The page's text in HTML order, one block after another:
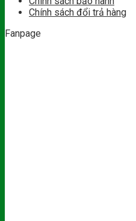
Chính sách đổi trả hàng
Fanpage